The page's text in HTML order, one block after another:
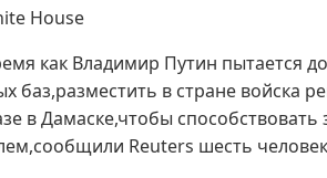
House
как Владимир Путин пытается
баз,разместить в стране войска
в Дамаске,чтобы
Reuters шесть